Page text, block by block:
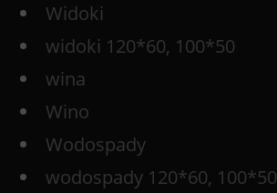
Widoki
widoki 120*60, 100*50
wina
Wino
Wodospady
wodospady 120*60, 100*50